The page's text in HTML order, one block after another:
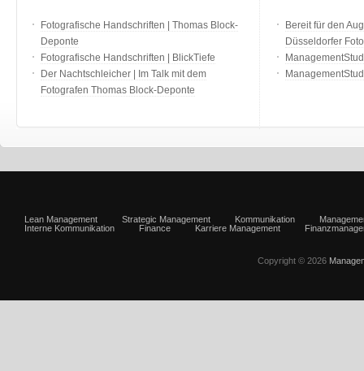
Fotografische Handschriften | Thomas Block-
Deponte
Fotografische Handschriften | BlickTiefe
Der Nachtschleicher | Im Talk mit dem
Fotografen Thomas Block-Deponte
Bereit für den
Düsseldorfer
Lean Management Strategic Management Kommunikation
Interne Kommunikation
Finance Karriere Management
Copyright © 2026